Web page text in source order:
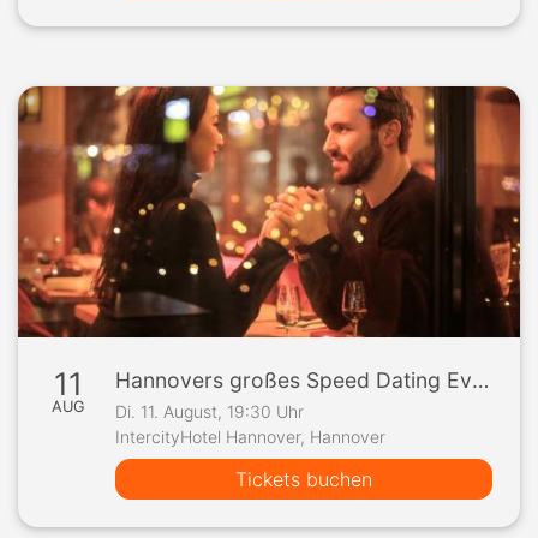
11
AUG
Hannovers großes Speed Dating Event
Di. 11. August, 19:30 Uhr
IntercityHotel Hannover, Hannover
Tickets buchen